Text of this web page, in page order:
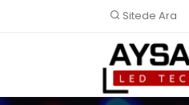
Sitede Ara